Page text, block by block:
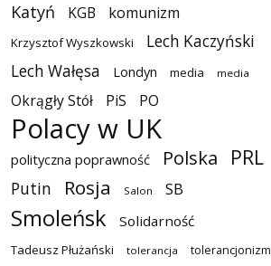
Katyń KGB komunizm
Krzysztof Wyszkowski
Lech Kaczyński
Lech Wałęsa
Londyn media media
Okrągły Stół PiS PO
Polacy w UK
polityczna poprawność Polska PRL
Putin Rosja Salon SB
Smoleńsk Solidarność
Tadeusz Płużański tolerancja tolerancjonizm